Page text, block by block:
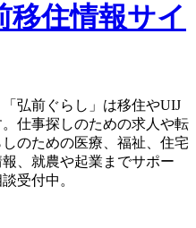
移住情報サイ
弘前ぐらし」は移住やUIJ
仕事探しのための求人や転
のための医療、福祉、住宅
、就農や起業までサポー
受付中。